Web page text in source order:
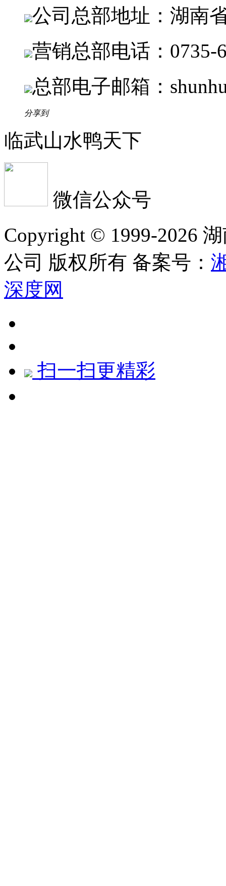
公司总部地址：湖南
营销总部电话：0735-
总部电子邮箱：
分享到
临武山水鸭天下
微信公众号
Copyright © 1999-2026
公司 版权所有 备案号：
深度网
扫一扫更精彩